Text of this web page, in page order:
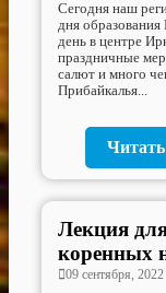
Сегодня наш
дня
день в центре
праздничные
салют и много
Прибайкалья...
Читать
Лекция
коренных
09 сентября, 2022